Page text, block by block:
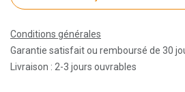
Conditions générales
Garantie satisfait ou remboursé de 30
Livraison : 2-3 jours ouvrables